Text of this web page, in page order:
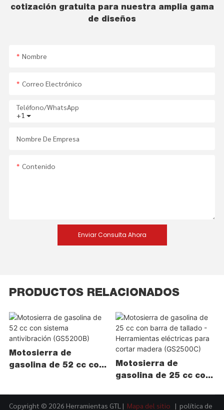
cotización gratuita para nuestra amplia gama
de diseños
Nombre
Correo Electrónico
+1
Teléfono/WhatsApp
Nombre De Empresa
Contenido
Enviar Consulta Ahora
PRODUCTOS RELACIONADOS
Motosierra de
gasolina de 52 cc con
Motosierra de
gasolina de 25 cc con
Copyright © 2026 Herramientas GTL | Mapa del sitio | política de